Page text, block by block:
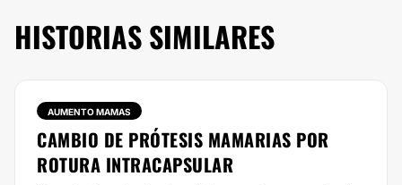
HISTORIAS SIMILARES
AUMENTO MAMAS
CAMBIO DE PRÓTESIS MAMARIAS POR
ROTURA INTRACAPSULAR